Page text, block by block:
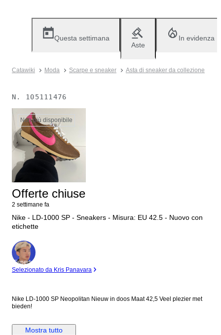
Questa settimana
Aste
In evidenza
Catawiki Moda Scarpe e sneaker Asta di sneaker da collezione
N. 105111476
Non più disponibile
Offerte chiuse
2 settimane fa
Nike - LD-1000 SP - Sneakers - Misura: EU 42.5 - Nuovo con
etichette
Esperto
Selezionato da Kris Panavara
Nike LD-1000 SP Neopolitan Nieuw in doos Maat 42,5 Veel plezier met
bieden!
Mostra tutto